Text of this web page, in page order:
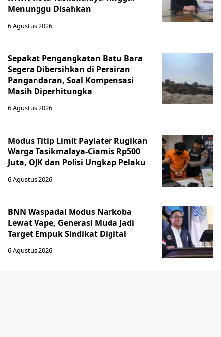
Menunggu Disahkan
6 Agustus 2026
Sepakat Pengangkatan Batu Bara
Segera Dibersihkan di Perairan
Pangandaran, Soal Kompensasi
Masih Diperhitungka
6 Agustus 2026
Modus Titip Limit Paylater Rugikan
Warga Tasikmalaya-Ciamis Rp500
Juta, OJK dan Polisi Ungkap Pelaku
6 Agustus 2026
BNN Waspadai Modus Narkoba
Lewat Vape, Generasi Muda Jadi
Target Empuk Sindikat Digital
6 Agustus 2026